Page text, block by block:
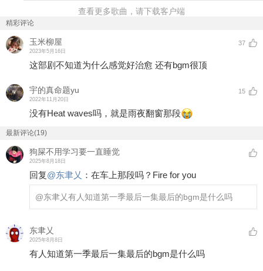
查看更多歌曲，请下载客户端
精彩评论
玉米柳屋
2023年5月16日
37
这部剧不知道为什么感觉好治愈 还有bgm很顶
宇的真命题yu
2022年11月20日
15
没有Heat waves吗，就是雨夜翻窗那段
最新评论(19)
狗屎不用学习要一直睡觉
2025年8月18日
回复@东聿乂 ： 在车上那段吗？Fire for you
@东聿乂有人知道第一季最后一集最后的bgm是什么吗
东聿乂
2025年8月8日
有人知道第一季最后一集最后的bgm是什么吗